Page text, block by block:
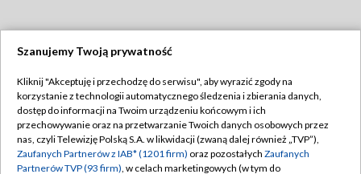
TVP
Abonament TVP
Emisja w TVP
Regulamin TVP
Polityka prywatności
Szanujemy Twoją prywatność
Kliknij "Akceptuję i przechodzę do serwisu", aby wyrazić zgody na
korzystanie z technologii automatycznego śledzenia i zbierania danych,
dostęp do informacji na Twoim urządzeniu końcowym i ich
przechowywanie oraz na przetwarzanie Twoich danych osobowych przez
nas, czyli Telewizję Polską S.A. w likwidacji (zwaną dalej również „TVP”),
Zaufanych Partnerów z IAB* (1201 firm) oraz pozostałych Zaufanych
Partnerów TVP (93 firm), w celach marketingowych (w tym do